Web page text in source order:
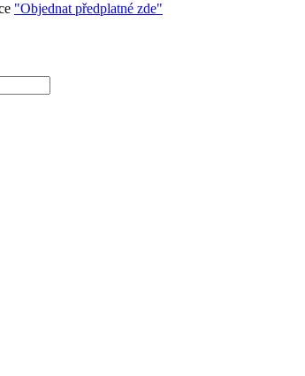
"Objednat předplatné zde"